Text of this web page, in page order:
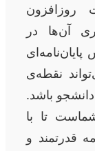
روزافزون
آن‌ها در
نقطه‌ی
باشد.
تا با
قدرتمند و